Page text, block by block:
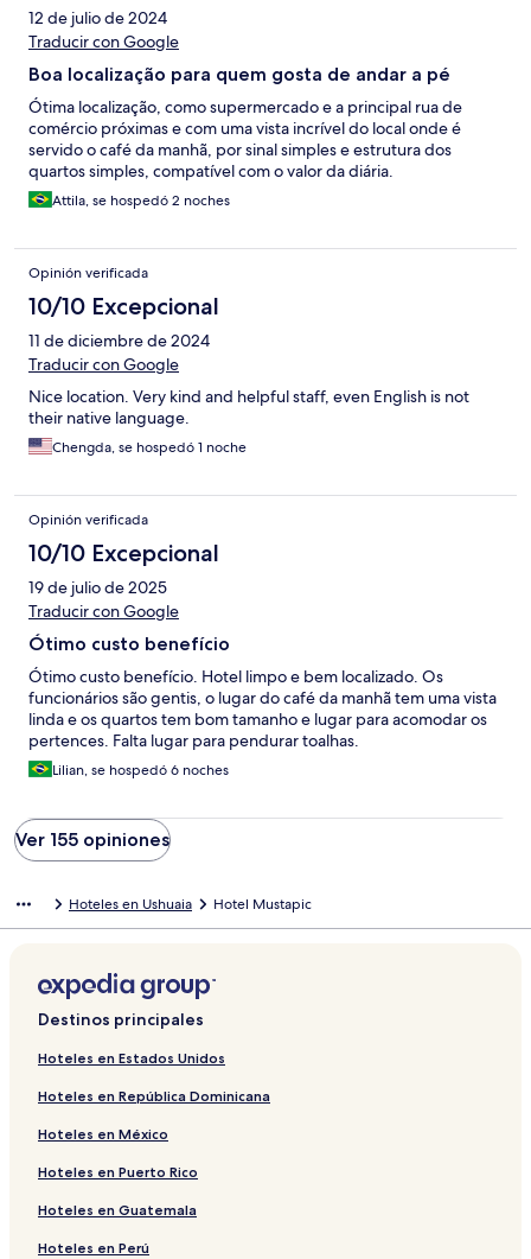
12 de julio de 2024
Traducir con Google
Boa localização para quem gosta de andar a pé
Ótima localização, como supermercado e a principal rua de
comércio próximas e com uma vista incrível do local onde é
servido o café da manhã, por sinal simples e estrutura dos
quartos simples, compatível com o valor da diária.
Attila, se hospedó 2 noches
Opinión verificada
10/10 Excepcional
11 de diciembre de 2024
Traducir con Google
Nice location. Very kind and helpful staff, even English is not
their native language.
Chengda, se hospedó 1 noche
Opinión verificada
10/10 Excepcional
19 de julio de 2025
Traducir con Google
Ótimo custo benefício
Ótimo custo benefício. Hotel limpo e bem localizado. Os
funcionários são gentis, o lugar do café da manhã tem uma vista
linda e os quartos tem bom tamanho e lugar para acomodar os
pertences. Falta lugar para pendurar toalhas.
Lilian, se hospedó 6 noches
Ver 155 opiniones
Hoteles en Ushuaia Hotel Mustapic
Destinos principales
Hoteles en Estados Unidos
Hoteles en República Dominicana
Hoteles en México
Hoteles en Puerto Rico
Hoteles en Guatemala
Hoteles en Perú